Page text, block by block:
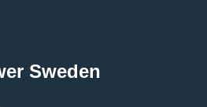
Sweden